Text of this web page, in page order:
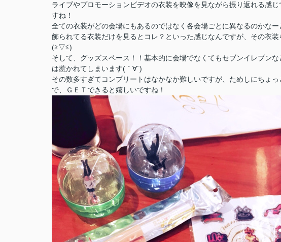
ライブやプロモーションビデオの衣装を映像を見ながら振り返れる感
すね！
全ての衣装がどの会場にもあるのではなく各会場ごとに異なるのかなー
飾られてる衣装だけを見るとコレ？といった感じなんですが、その衣
(≧▽≦)
そして、グッズスペース！！基本的に会場でなくてもセブンイレブン
は惹かれてしまいます(｀∀´)
その数多すぎてコンプリートはなかなか難しいですが、ためしにちょ
で、ＧＥＴできると嬉しいですね！